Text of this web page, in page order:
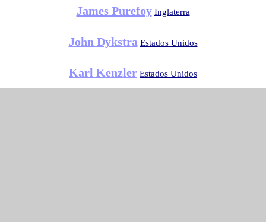
James Purefoy Inglaterra
John Dykstra Estados Unidos
Karl Kenzler Estados Unidos